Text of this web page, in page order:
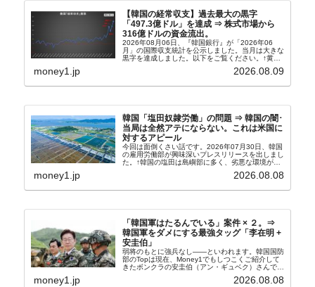
【韓国の経常収支】過去最大の黒字
「497.3億ドル」を達成 ⇒ 株式市場から
316億ドルの資金流出。
2026年08月06日、『韓国銀行』が「2026年06
月」の国際収支統計を公示しました。当月は大きな
黒字を達成しました。以下をご覧ください。↑黄色
の経常収支です。2026年06月貿易収支：4...
money1.jp 2026.08.09
韓国「塩田奴隷労働」の問題 ⇒ 韓国の闇･
当局は全然アテにならない。これは米国に
対するアピール
今回は面倒くさい話です。2026年07月30日、韓国
の雇用労働部が興味深いプレスリリースを出しまし
た。↑韓国の塩田は島嶼部に多く、劣悪な環境が一
たといわれます（後述）。これは、いわゆる「塩田
money1.jp 2026.08.08
「韓国軍はたるんでいる」案件 × ２。⇒
韓国軍をダメにする最強タッグ「李在明 +
安圭伯」
弱将のもとに強兵なし――といわれます。韓国国防
部のTopは現在、Money1でもしつこくご紹介して
きたボンクラの安圭伯（アン・ギュベク）さんで
さんと「韓国初の文官上がり」の国防部長官安圭伯
money1.jp 2026.08.08